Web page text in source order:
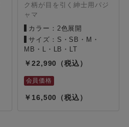
ク柄が目を引く紳士用パジ
ャマ
カラー：2色展開
サイズ：S・SB・M・
MB・L・LB・LT
22,990
16,500